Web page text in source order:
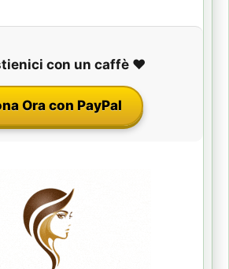
con un caffè ❤️
Ora con PayPal